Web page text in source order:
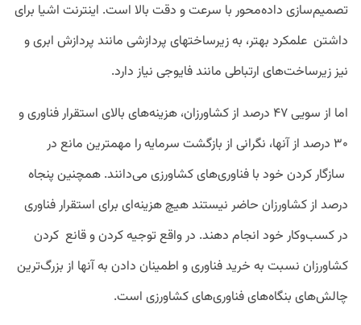
تصمیم‌سازی داده‌محور با سرعت و دقت بالا است. اینترنت اشیا برای
داشتن علمکرد بهتر، به زیرساختهای پردازشی مانند پردازش ابری و
نیز زیرساخت‌های ارتباطی مانند فایوجی نیاز دارد.
اما از سویی ۴۷ درصد از کشاورزان، هزینه‌های بالای استقرار فناوری و
۳۰ درصد از آنها، نگرانی از بازگشت سرمایه را مهمترین مانع در
سازگار کردن خود با فناوری‌های کشاورزی می‌دانند. همچنین پنجاه
درصد از کشاورزان حاضر نیستند هیچ هزینه‌ای برای استقرار فناوری
در کسب‌وکار خود انجام دهند. در واقع توجیه کردن و قانع کردن
کشاورزان نسبت به خرید فناوری و اطمینان دادن به آنها از بزرگ‌ترین
چالش‌های بنگاه‌های فناوری‌های کشاورزی است.